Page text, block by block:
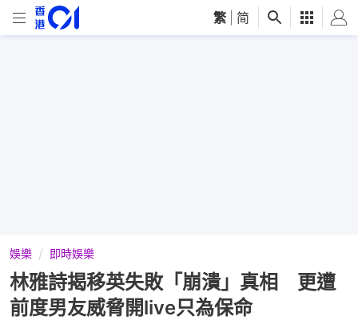
繁 简
娛樂 即時娛樂
林雅詩揭移英失敗「崩潰」真相 更遭
前度男友威脅開live只為保命